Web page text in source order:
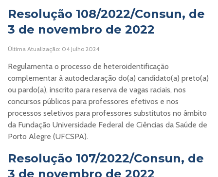
Resolução 108/2022/Consun, de
3 de novembro de 2022
Última Atualização: 04 Julho 2024
Regulamenta o processo de heteroidentificação
complementar à autodeclaração do(a) candidato(a) preto(a)
ou pardo(a), inscrito para reserva de vagas raciais, nos
concursos públicos para professores efetivos e nos
processos seletivos para professores substitutos no âmbito
da Fundação Universidade Federal de Ciências da Saúde de
Porto Alegre (UFCSPA).
Resolução 107/2022/Consun, de
3 de novembro de 2022